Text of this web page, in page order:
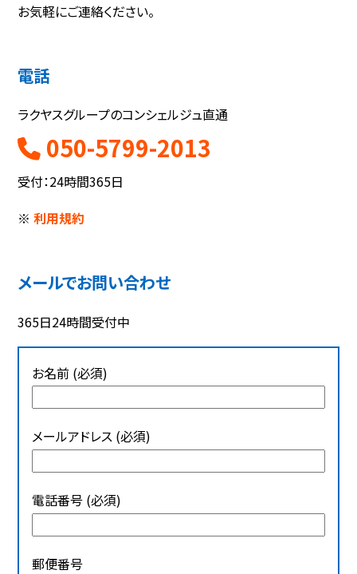
お気軽にご連絡ください。
電話
ラクヤスグループのコンシェルジュ直通
050-5799-2013
受付：24時間365日
※利用規約
メールでお問い合わせ
365日24時間受付中
お名前 (必須)
メールアドレス (必須)
電話番号 (必須)
郵便番号